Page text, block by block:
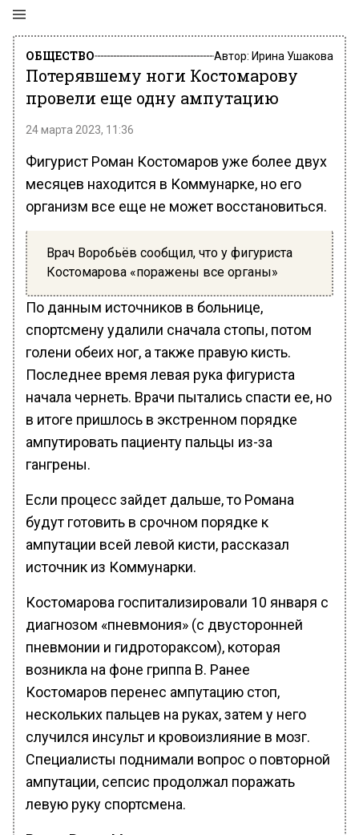
ОБЩЕСТВО Автор: Ирина Ушакова
Потерявшему ноги Костомарову
провели еще одну ампутацию
24 марта 2023, 11:36
Фигурист Роман Костомаров уже более двух
месяцев находится в Коммунарке, но его
организм все еще не может восстановиться.
Врач Воробьёв сообщил, что у фигуриста
Костомарова «поражены все органы»
По данным источников в больнице,
спортсмену удалили сначала стопы, потом
голени обеих ног, а также правую кисть.
Последнее время левая рука фигуриста
начала чернеть. Врачи пытались спасти ее, но
в итоге пришлось в экстренном порядке
ампутировать пациенту пальцы из-за
гангрены.
Если процесс зайдет дальше, то Романа
будут готовить в срочном порядке к
ампутации всей левой кисти, рассказал
источник из Коммунарки.
Костомарова госпитализировали 10 января с
диагнозом «пневмония» (с двусторонней
пневмонии и гидротораксом), которая
возникла на фоне гриппа B. Ранее
Костомаров перенес ампутацию стоп,
нескольких пальцев на руках, затем у него
случился инсульт и кровоизлияние в мозг.
Специалисты поднимали вопрос о повторной
ампутации, сепсис продолжал поражать
левую руку спортсмена.